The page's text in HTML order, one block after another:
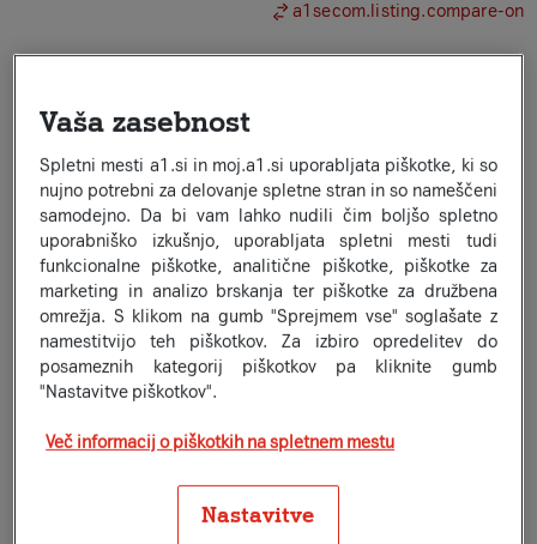
a1secom.listing.compare-on
Izbrana barva:
black
512 GB
Na zalogi na spletu
Na zalogi na prodajnih mestih
Že od
3870€×24
ali 980,40 € 1.208,00 €
Vaša zasebnost
Spletni mesti a1.si in moj.a1.si uporabljata piškotke, ki so
nujno potrebni za delovanje spletne stran in so nameščeni
samodejno. Da bi vam lahko nudili čim boljšo spletno
uporabniško izkušnjo, uporabljata spletni mesti tudi
funkcionalne piškotke, analitične piškotke, piškotke za
marketing in analizo brskanja ter piškotke za družbena
omrežja. S klikom na gumb "Sprejmem vse" soglašate z
namestitvijo teh piškotkov. Za izbiro opredelitev do
posameznih kategorij piškotkov pa kliknite gumb
"Nastavitve piškotkov".
Več informacij o piškotkih na spletnem mestu
Nastavitve